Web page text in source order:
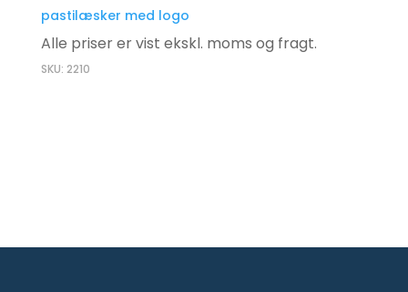
pastilæsker med logo
Alle priser er vist ekskl. moms og fragt.
SKU: 2210